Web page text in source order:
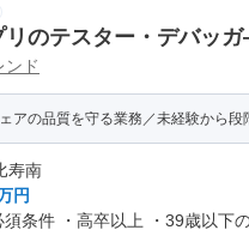
リのテスター・デバッ
ンド
アの品質を守る業務／未経験から段
寿南
円
条件 ・高卒以上 ・39歳以下